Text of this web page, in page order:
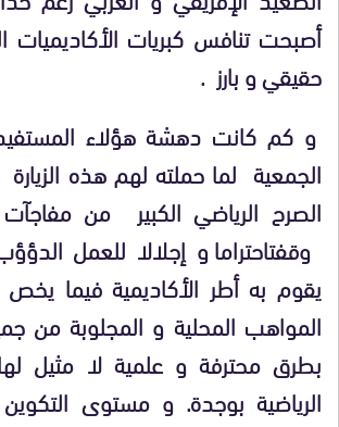
أصبحت تنافس كبريات الأكاديميات
حقيقي و بارز .
و كم كانت دهشة هؤلاء
الجمعية لما حملته لهم هذه الزيارة
الصرح الرياضي الكبير من
وقفتاحتراما و إجلالا للعمل
يقوم به أطر الأكاديمية فيما
المواهب المحلية و المجلوبة من
بطرق محترفة و علمية لا مثيل
الرياضية بوجدة. و مستوى